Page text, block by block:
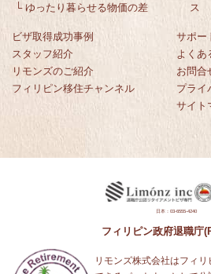
└ ゆったり暮らせる物価の差
ス
ビザ取得成功事例
スタッフ紹介
リモンズのご紹介
フィリピン移住チャンネル
サポー
よくあ
お問合
プライ
サイト
日本：03-6555-4240
フィリピン政府退職庁
リモンズ株式会社はフィ